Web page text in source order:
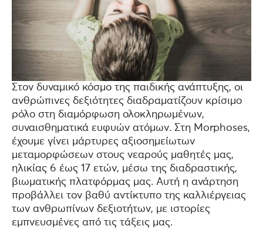
Στον δυναμικό κόσμο της παιδικής ανάπτυξης, οι
ανθρώπινες δεξιότητες διαδραματίζουν κρίσιμο
ρόλο στη διαμόρφωση ολοκληρωμένων,
συναισθηματικά ευφυών ατόμων. Στη Morphoses,
έχουμε γίνει μάρτυρες αξιοσημείωτων
μεταμορφώσεων στους νεαρούς μαθητές μας,
ηλικίας 6 έως 17 ετών, μέσω της διαδραστικής,
βιωματικής πλατφόρμας μας. Αυτή η ανάρτηση
προβάλλει τον βαθύ αντίκτυπο της καλλιέργειας
των ανθρωπίνων δεξιοτήτων, με ιστορίες
εμπνευσμένες από τις τάξεις μας.